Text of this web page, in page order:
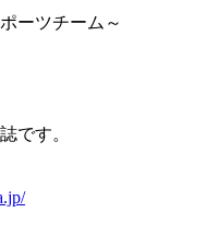
ーツチーム～
です。